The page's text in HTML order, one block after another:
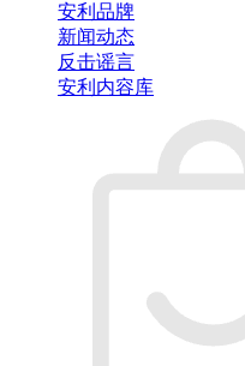
安利品牌
新闻动态
反击谣言
安利内容库